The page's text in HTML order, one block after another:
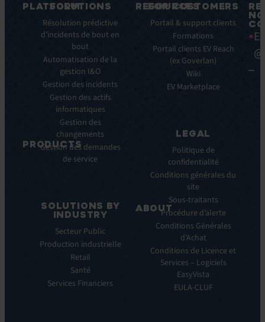
PLATFORM
Fonctionnalités
clés
clés
Intégrations
Pulse
PRODUCTS
Monitoring:
Observe
Automations:
Orchestrate
SOLUTIONS
Résolution prédictive
d’incidents de bout en
bout
Automatisation de la
gestion I&O
Gestion des incidents
Gestion des actifs
informatiques
Gestion des
changements
Gestion des demandes
de service
SOLUTIONS BY
INDUSTRY
Secteur Public
Production industrielle
Retail
Santé
Services Financiers
RESOURCES
Blog
Livres
Infographies
Brochures
Communiqués
presse
ABOUT
Qui
sommes
Notre
FOR CUSTOMERS
Portail & support clients
Formations
Portail clients EV Reach
(ex Goverlan)
Wiki
EV Marketplace
LEGAL
Politique de
confidentialité
Conditions générales du
site
Sous-traitants
Procédure d’alerte
Conditions Générales
d’Achat
Conditions de Licence et
Services – Logiciels
EasyVista
EULA-CLUF